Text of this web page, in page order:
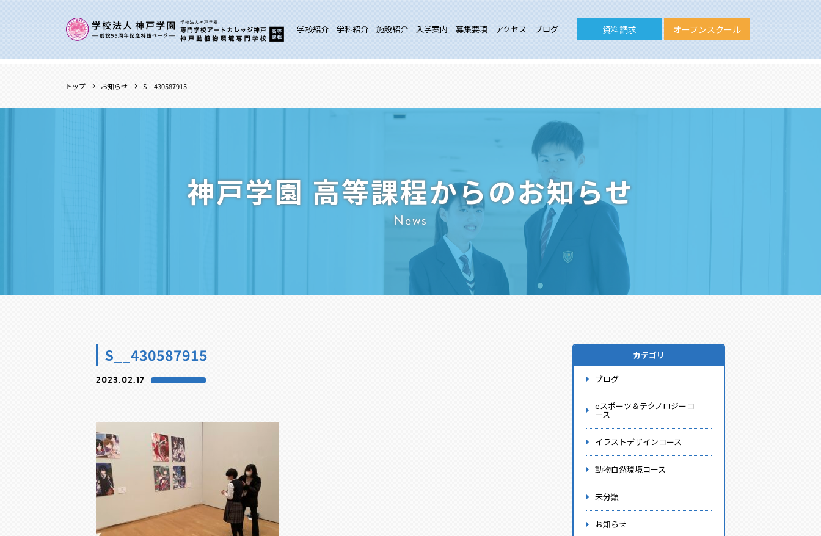
学校紹介 学科紹介 施設紹介 入学案内 募集要項 アクセス ブログ 資料請求 オープンスクール
トップ お知らせ S__430587915
神戸学園 高等課程からのお知らせ
News
S__430587915
2023.02.17
カテゴリ
ブログ
eスポーツ＆テクノロジーコ
ース
イラストデザインコース
動物自然環境コース
未分類
お知らせ